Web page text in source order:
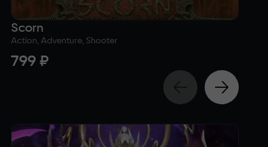
Scorn
Action, Adventure, Shooter
799 ₽